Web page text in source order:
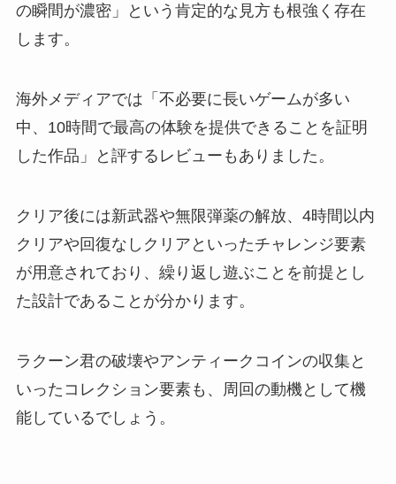
の瞬間が濃密」という肯定的な見方も根強く存在
します。
海外メディアでは「不必要に長いゲームが多い
中、10時間で最高の体験を提供できることを証明
した作品」と評するレビューもありました。
クリア後には新武器や無限弾薬の解放、4時間以内
クリアや回復なしクリアといったチャレンジ要素
が用意されており、繰り返し遊ぶことを前提とし
た設計であることが分かります。
ラクーン君の破壊やアンティークコインの収集と
いったコレクション要素も、周回の動機として機
能しているでしょう。